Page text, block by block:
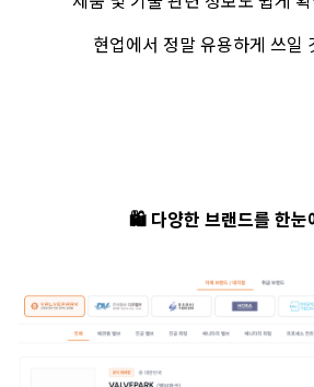
현업에서 정말 유용하게 쓰일
🛍️ 다양한 브랜드를 한눈